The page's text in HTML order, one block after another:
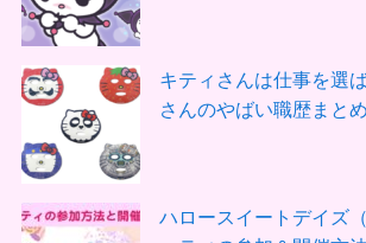
キティさんは仕事を選
さんのやばい職歴まとめ
ハロースイートデイズ